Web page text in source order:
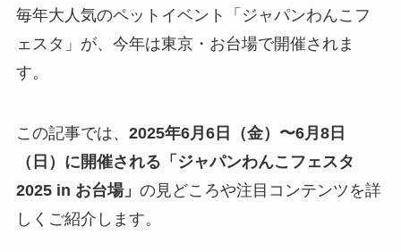
毎年大人気のペットイベント「ジャパンわんこフ
ェスタ」が、今年は東京・お台場で開催されま
す。
この記事では、 2025年6月6日（金）〜6月8日
（日）に開催される「ジャパンわんこフェスタ
2025 in お台場」 の見どころや注目コンテンツを詳
しくご紹介します。